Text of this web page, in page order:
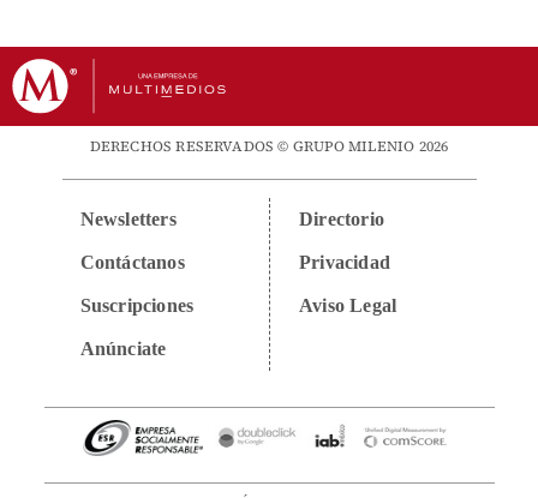
DERECHOS RESERVADOS © GRUPO MILENIO 2026
Newsletters
Contáctanos
Suscripciones
Anúnciate
Directorio
Privacidad
Aviso Legal